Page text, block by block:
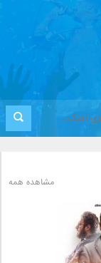
مشاهده همه